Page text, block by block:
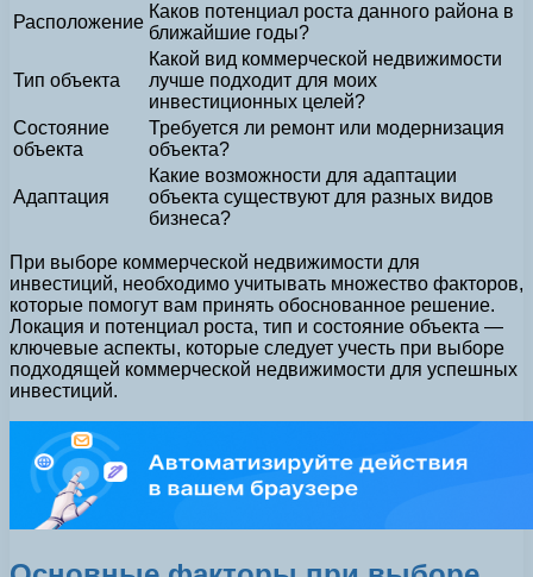
Расположение
Каков потенциал роста данного района в
ближайшие годы?
Тип объекта
Какой вид коммерческой недвижимости
лучше подходит для моих
инвестиционных целей?
Состояние
объекта
Требуется ли ремонт или модернизация
объекта?
Адаптация
Какие возможности для адаптации
объекта существуют для разных видов
бизнеса?
При выборе коммерческой недвижимости для
инвестиций, необходимо учитывать множество факторов,
которые помогут вам принять обоснованное решение.
Локация и потенциал роста, тип и состояние объекта —
ключевые аспекты, которые следует учесть при выборе
подходящей коммерческой недвижимости для успешных
инвестиций.